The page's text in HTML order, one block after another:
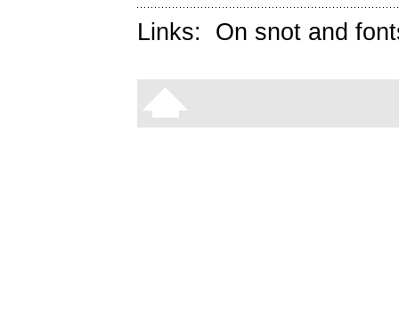
Links: On snot and